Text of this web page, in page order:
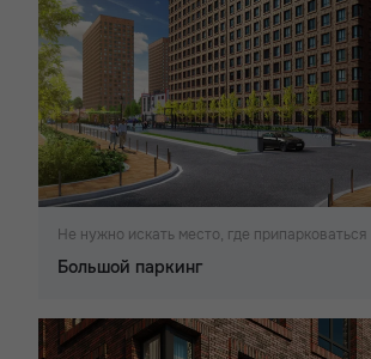
Не нужно искать место, где припарковаться
Большой паркинг